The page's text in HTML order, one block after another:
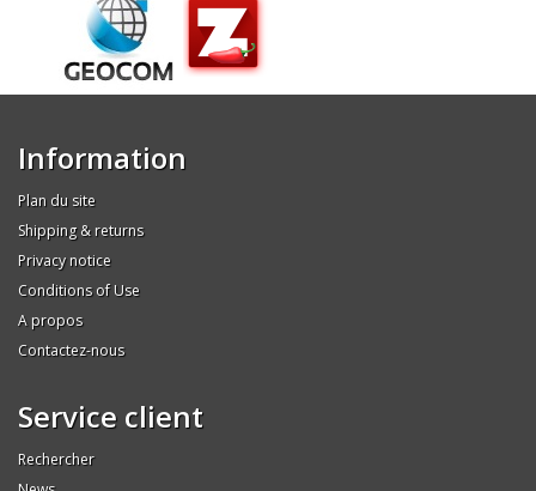
Information
Plan du site
Shipping & returns
Privacy notice
Conditions of Use
A propos
Contactez-nous
Service client
Rechercher